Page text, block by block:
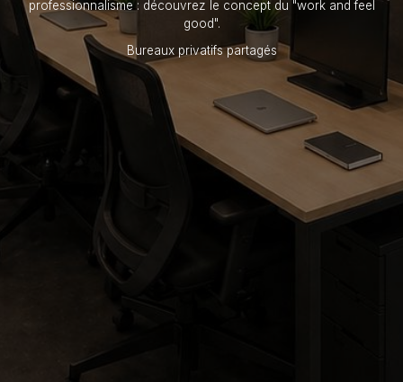
professionnalisme : découvrez le concept du "work and feel
good".
Bureaux privatifs partagés